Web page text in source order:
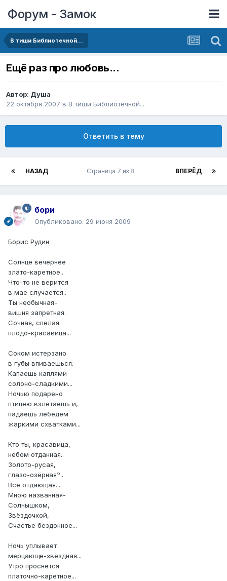
Форум - Замок
В тиши Библиотечной...
Ещё раз про любовь...
Автор: Душа
22 октября 2007 в В тиши Библиотечной...
Ответить в тему
НАЗАД ВПЕРЁД
Страница 7 из 8
бори
Опубликовано: 29 июня 2009
Борис Рудин
Солнце вечернее
злато-каретное..
Что-то не верится
в мае случается..
Ты необычная-
вишня запретная.
Сочная, спелая
плодо-красавица...
Соком истерзано
в губы впиваешься.
Капаешь каплями
солоно-сладкими...
Ночью подарено
птицею взлетаешь и,
падаешь лебедем
жаркими схватками...
Кто ты, красавица,
небом отданная..
Золото-русая,
глазо-озёрная?..
Всё отдающая...
Мною названная-
Солнышком,
Звёздочкой,
Счастье бездонное...
Ночь уплывает
мерцающе-звёздная...
Утро проснётся
платочно-каретное...